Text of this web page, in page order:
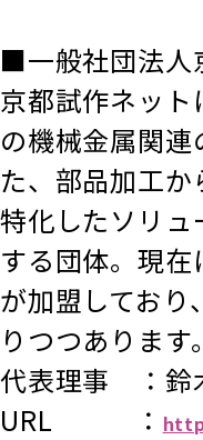
■一般社団法人
京都試作ネッ
の機械金属関
た、部品加工
特化したソリュ
する団体。現
が加盟しており
りつつあります。
代表理事 ：鈴
URL ：